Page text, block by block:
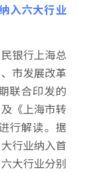
入六大行业
银行上海总
市发展改革
联合印发的
《上海市转
行解读。据
行业纳入首
大行业分别